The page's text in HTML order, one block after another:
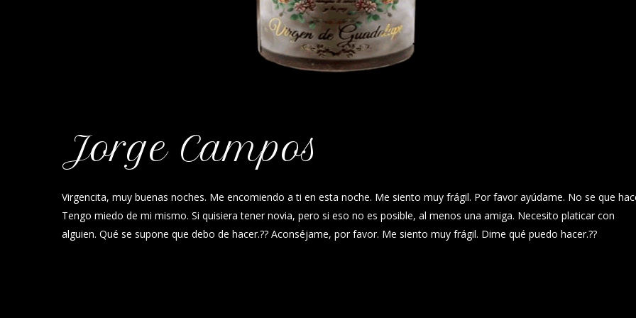
Jorge Campos
Virgencita, muy buenas noches. Me encomiendo a ti en esta noche. Me siento muy frágil. Por favor ayúdame. No se que
Tengo miedo de mi mismo. Si quisiera tener novia, pero si eso no es posible, al menos una amiga. Necesito platicar con
alguien. Qué se supone que debo de hacer.?? Aconséjame, por favor. Me siento muy frágil. Dime qué puedo hacer.??